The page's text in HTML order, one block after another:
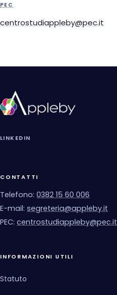
PEC
centrostudiappleby@pec.it
LINKEDIN
CONTATTI
Telefono: 0382 15 60 006
E-mail: segreteria@appleby.it
PEC: centrostudiappleby@pec.it
INFORMAZIONI UTILI
Statuto